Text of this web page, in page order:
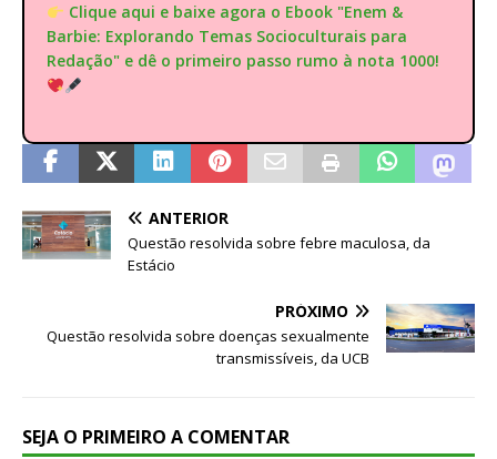
Clique aqui e baixe agora o Ebook "Enem &
Barbie: Explorando Temas Socioculturais para
Redação" e dê o primeiro passo rumo à nota 1000!
ANTERIOR
Questão resolvida sobre febre maculosa, da
Estácio
PRÓXIMO
Questão resolvida sobre doenças sexualmente
transmissíveis, da UCB
SEJA O PRIMEIRO A COMENTAR